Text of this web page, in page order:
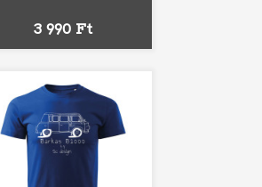
Ár
3 990 Ft